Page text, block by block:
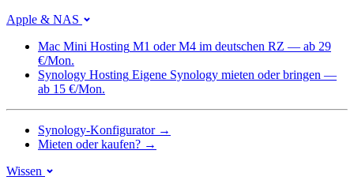
Apple & NAS
Mac Mini Hosting M1 oder M4 im deutschen RZ — ab 29
€/Mon.
Synology Hosting Eigene Synology mieten oder bringen —
ab 15 €/Mon.
Synology-Konfigurator →
Mieten oder kaufen? →
Wissen